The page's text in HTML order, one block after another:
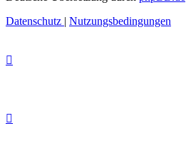
Datenschutz | Nutzungsbedingungen